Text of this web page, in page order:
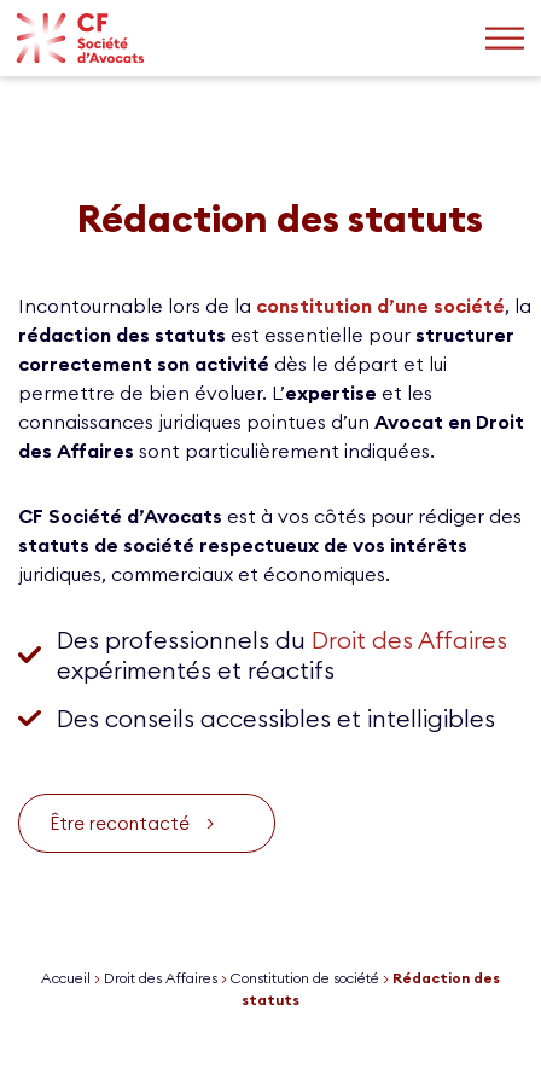
Rédaction des statuts
Incontournable lors de la constitution d’une société, la
rédaction des statuts est essentielle pour structurer
correctement son activité dès le départ et lui
permettre de bien évoluer. L’expertise et les
connaissances juridiques pointues d’un Avocat en Droit
des Affaires sont particulièrement indiquées.
CF Société d’Avocats est à vos côtés pour rédiger des
statuts de société respectueux de vos intérêts
juridiques, commerciaux et économiques.
Des professionnels du Droit des Affaires
expérimentés et réactifs
Des conseils accessibles et intelligibles
Être recontacté >
Accueil > Droit des Affaires > Constitution de société > Rédaction des
statuts